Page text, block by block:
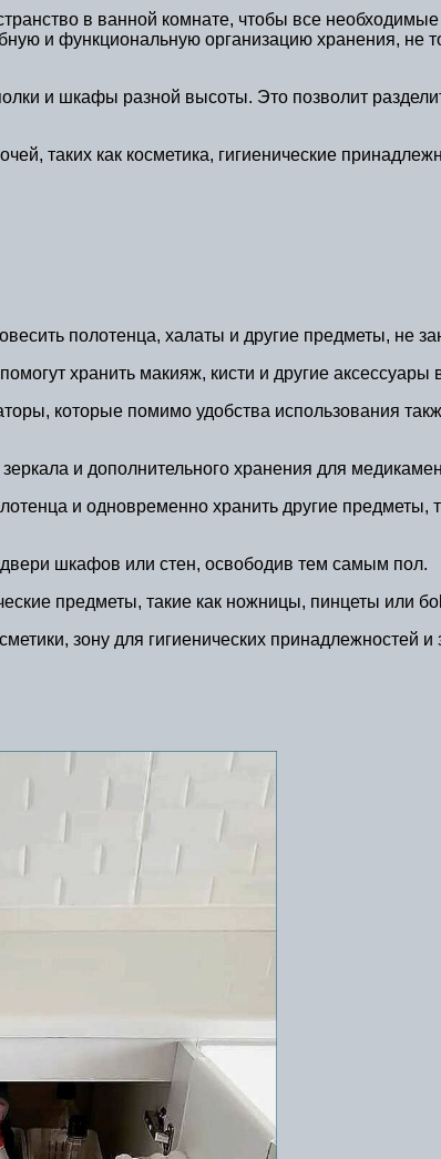
в ванной комнате, чтобы все
и функциональную организацию хранения, не
и шкафы разной высоты. Это позволит
таких как косметика, гигиенические
полотенца, халаты и другие предметы, не
хранить макияж, кисти и другие
которые помимо удобства использования
и дополнительного хранения для
и одновременно хранить другие предметы,
шкафов или стен, освободив тем самым пол.
предметы, такие как ножницы, пинцеты или
зону для гигиенических принадлежностей и